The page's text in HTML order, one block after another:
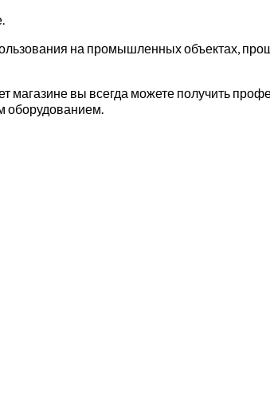
на промышленных объектах,
вы всегда можете получить
оборудованием.